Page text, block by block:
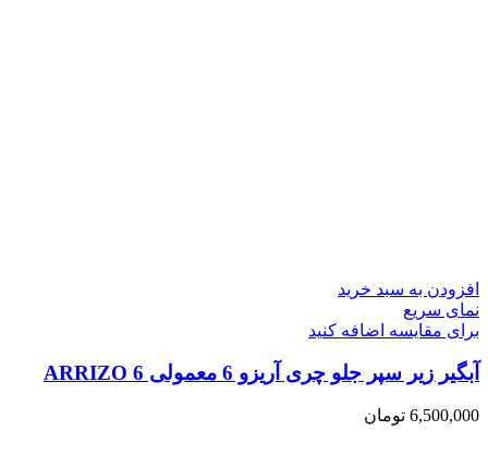
افزودن به سبد خرید
نمای سریع
برای مقایسه اضافه کنید
آبگیر زیر سپر جلو چری آریزو 6 معمولی ARRIZO 6
6,500,000 تومان